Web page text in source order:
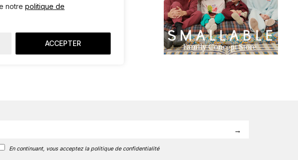
notre politique de
ACCEPTER
En continuant, vous acceptez la politique de confidentialité